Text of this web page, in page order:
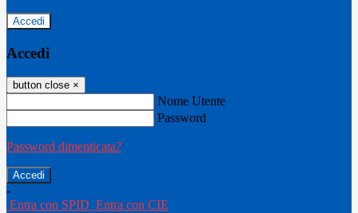
Accedi
Accedi
button close ×
Nome Utente
Password
Password dimenticata?
-
Entra con SPID Entra con CIE